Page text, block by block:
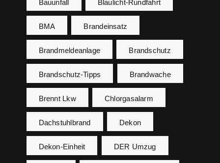
Bauunfall Blaulicht-Rundfahrt
BMA Brandeinsatz
Brandmeldeanlage Brandschutz
Brandschutz-Tipps Brandwache
Brennt Lkw Chlorgasalarm
Dachstuhlbrand Dekon
Dekon-Einheit DER Umzug